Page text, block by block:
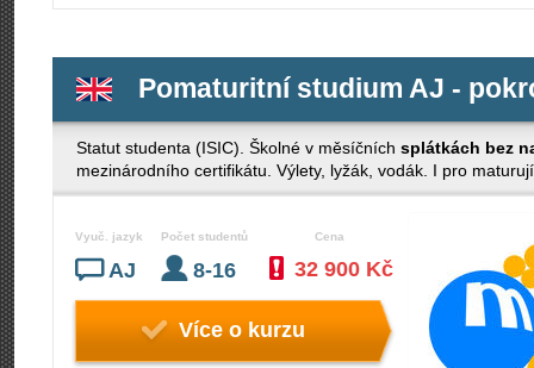
Pomaturitní studium AJ -
Statut studenta (ISIC). Školné v měsíčních splátkách bez
mezinárodního certifikátu. Výlety, lyžák, vodák. I pro
Vyuč. jazyk
AJ
Počet studentů
8-16
Cena
32 900 Kč
Více o kurzu